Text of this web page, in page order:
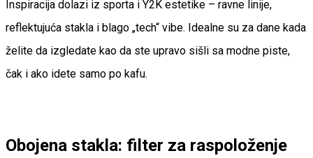
Inspiracija dolazi iz sporta i Y2K estetike – ravne linije,
reflektujuća stakla i blago „tech“ vibe. Idealne su za dane kada
želite da izgledate kao da ste upravo sišli sa modne piste,
čak i ako idete samo po kafu.
Obojena stakla: filter za raspoloženje